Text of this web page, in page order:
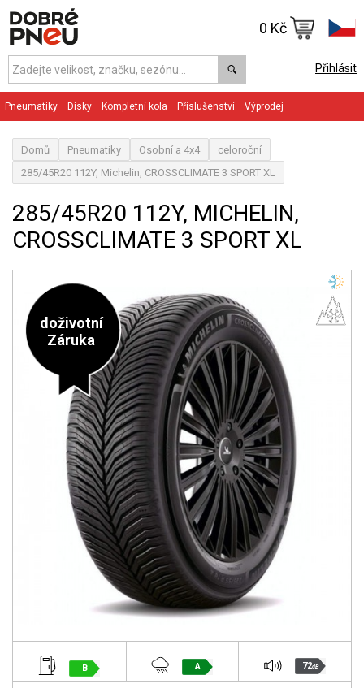
Přihlásit
0 Kč
Pneumatiky Disky Kompletní kola Příslušenství Výprodej
Domů Pneumatiky Osobní a 4x4
celoroční
285/45R20 112Y, Michelin, CROSSCLIMATE 3 SPORT XL
285/45R20 112Y, MICHELIN,
CROSSCLIMATE 3 SPORT XL
doživotní
Záruka
B A 72dB